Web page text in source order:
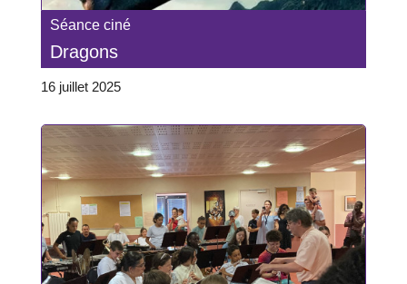
Séance ciné
Dragons
16 juillet 2025